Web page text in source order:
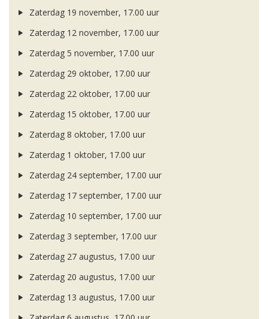
Zaterdag 19 november, 17.00 uur
Zaterdag 12 november, 17.00 uur
Zaterdag 5 november, 17.00 uur
Zaterdag 29 oktober, 17.00 uur
Zaterdag 22 oktober, 17.00 uur
Zaterdag 15 oktober, 17.00 uur
Zaterdag 8 oktober, 17.00 uur
Zaterdag 1 oktober, 17.00 uur
Zaterdag 24 september, 17.00 uur
Zaterdag 17 september, 17.00 uur
Zaterdag 10 september, 17.00 uur
Zaterdag 3 september, 17.00 uur
Zaterdag 27 augustus, 17.00 uur
Zaterdag 20 augustus, 17.00 uur
Zaterdag 13 augustus, 17.00 uur